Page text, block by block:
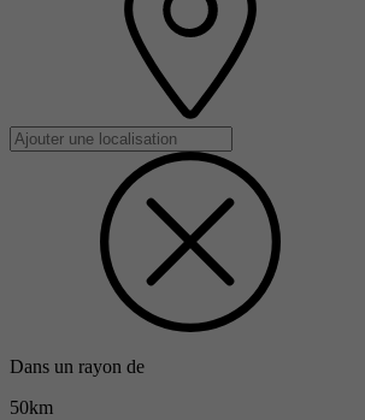
Dans un rayon de
50km